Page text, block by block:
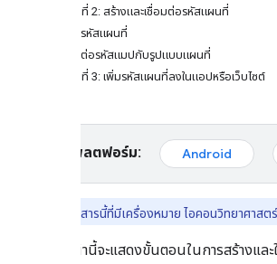
ขั้นตอนที่ 2: สร้างและเชื่อมต่อรหัสแผนที่
สร้างรหัสแผนที่
เชื่อมต่อรหัสแมปกับรูปแบบแผนที่
ขั้นตอนที่ 3: เพิ่มรหัสแผนที่ลงในแอปหรือเว็บไซต์
เลือกแพลตฟอร์ม: Android
ฟีเจอร์ในเอกสารนี้ที่มีเครื่องหมาย ไอคอนวิทยาศาสต
บทแนะนำนี้จะแสดงขั้นตอนในการสร้างแ